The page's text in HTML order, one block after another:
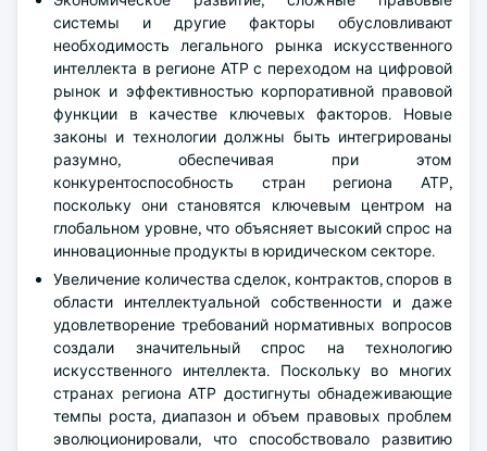
системы и другие факторы обусловливают
необходимость легального рынка искусственного
интеллекта в регионе АТР с переходом на цифровой
рынок и эффективностью корпоративной правовой
функции в качестве ключевых факторов. Новые
законы и технологии должны быть интегрированы
разумно, обеспечивая при этом
конкурентоспособность стран региона АТР,
поскольку они становятся ключевым центром на
глобальном уровне, что объясняет высокий спрос на
инновационные продукты в юридическом секторе.
Увеличение количества сделок, контрактов, споров в
области интеллектуальной собственности и даже
удовлетворение требований нормативных вопросов
создали значительный спрос на технологию
искусственного интеллекта. Поскольку во многих
странах региона АТР достигнуты обнадеживающие
темпы роста, диапазон и объем правовых проблем
эволюционировали, что способствовало развитию